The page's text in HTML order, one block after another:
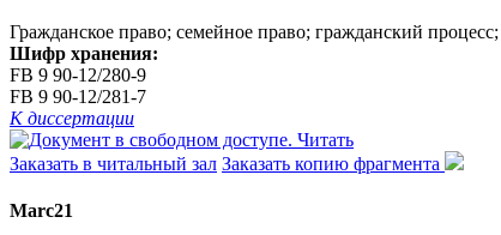
Гражданское право; семейное право; гражданский
Шифр хранения:
FB 9 90-12/280-9
FB 9 90-12/281-7
К диссертации
Читать
Заказать в читальный зал Заказать копию фрагмента
Marc21